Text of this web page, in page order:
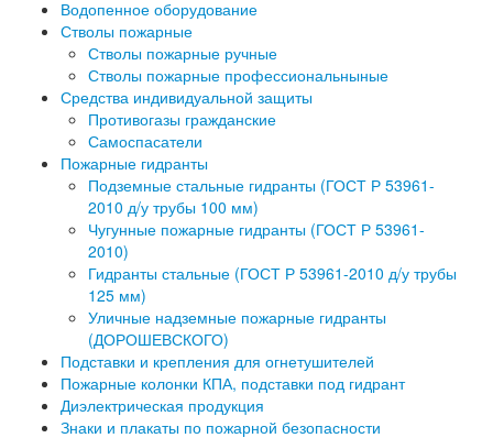
Водопенное оборудование
Стволы пожарные
Стволы пожарные ручные
Стволы пожарные профессиональныные
Средства индивидуальной защиты
Противогазы гражданские
Самоспасатели
Пожарные гидранты
Подземные стальные гидранты (ГОСТ Р 53961-
2010 д/у трубы 100 мм)
Чугунные пожарные гидранты (ГОСТ Р 53961-
2010)
Гидранты стальные (ГОСТ Р 53961-2010 д/у трубы
125 мм)
Уличные надземные пожарные гидранты
(ДОРОШЕВСКОГО)
Подставки и крепления для огнетушителей
Пожарные колонки КПА, подставки под гидрант
Диэлектрическая продукция
Знаки и плакаты по пожарной безопасности